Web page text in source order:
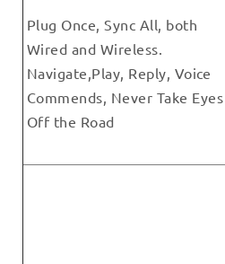
Plug Once, Sync All, both
Wired and Wireless.
Navigate,Play, Reply, Voice
Commends, Never Take Eyes
Off the Road